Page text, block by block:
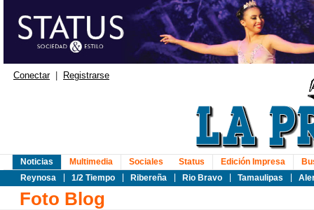
Conectar| Registrarse
Noticias
Reynosa
1/2 Tiempo Ribereña Rio Bravo Tamaulipas
Multimedia Sociales Status Edición Impresa
Foto Blog